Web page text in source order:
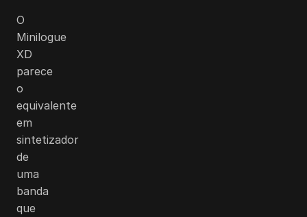
O
Minilogue
XD
parece
o
equivalente
em
sintetizador
de
uma
banda
que